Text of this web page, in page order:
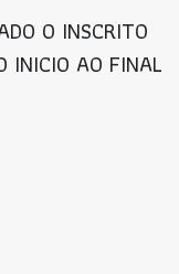
O INSCRITO
INICIO AO FINAL